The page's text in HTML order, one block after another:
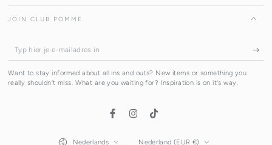
JOIN CLUB POMME
Typ
je
Want to stay informed about all ins and outs? New items or something you
really shouldn't miss. What are you waiting for? Inspiration is on it's way.
FacebookInstagram
TikTok
Nederlands Nederland (EUR €)